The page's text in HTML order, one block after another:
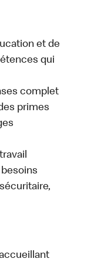
et de
qui
complet
primes